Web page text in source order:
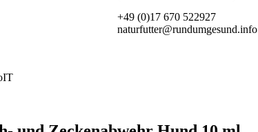
+49 (0)17 670 522927
naturfutter@rundumgesund.info